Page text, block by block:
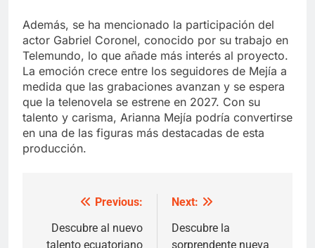
Además, se ha mencionado la participación del
actor Gabriel Coronel, conocido por su trabajo en
Telemundo, lo que añade más interés al proyecto.
La emoción crece entre los seguidores de Mejía a
medida que las grabaciones avanzan y se espera
que la telenovela se estrene en 2027. Con su
talento y carisma, Arianna Mejía podría convertirse
en una de las figuras más destacadas de esta
producción.
navigation
Previous:
Descubre al nuevo
talento ecuatoriano
Next:
Descubre la
sorprendente nueva